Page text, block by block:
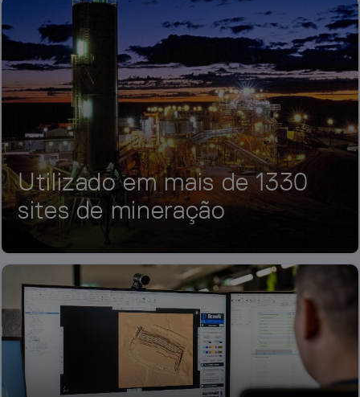
Utilizado em mais de 1330
sites de mineração